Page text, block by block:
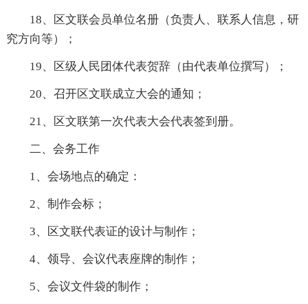
18、区文联会员单位名册（负责人、联系人信息，研
究方向等）；
19、区级人民团体代表贺辞（由代表单位撰写）；
20、召开区文联成立大会的通知；
21、区文联第一次代表大会代表签到册。
二、会务工作
1、会场地点的确定：
2、制作会标；
3、区文联代表证的设计与制作；
4、领导、会议代表座牌的制作；
5、会议文件袋的制作；